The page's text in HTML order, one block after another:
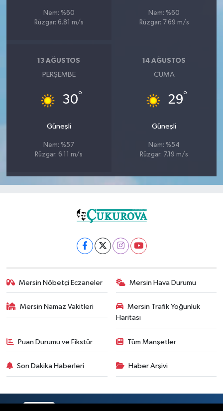
Nem: %60
Rüzgar: 6.81 m/s
Nem: %60
Rüzgar: 7.69 m/s
13 AĞUSTOS
PERŞEMBE
30°
Güneşli
Nem: %57
Rüzgar: 6.11 m/s
14 AĞUSTOS
CUMA
29°
Güneşli
Nem: %54
Rüzgar: 7.19 m/s
Mersin Nöbetçi Eczaneler Mersin Hava Durumu
Mersin Namaz Vakitleri
Mersin Trafik Yoğunluk
Haritası
Puan Durumu ve Fikstür Tüm Manşetler
Son Dakika Haberleri Haber Arşivi